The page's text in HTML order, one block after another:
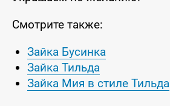
Смотрите также:
Зайка Бусинка
Зайка Тильда
Зайка Мия в стиле Тильда